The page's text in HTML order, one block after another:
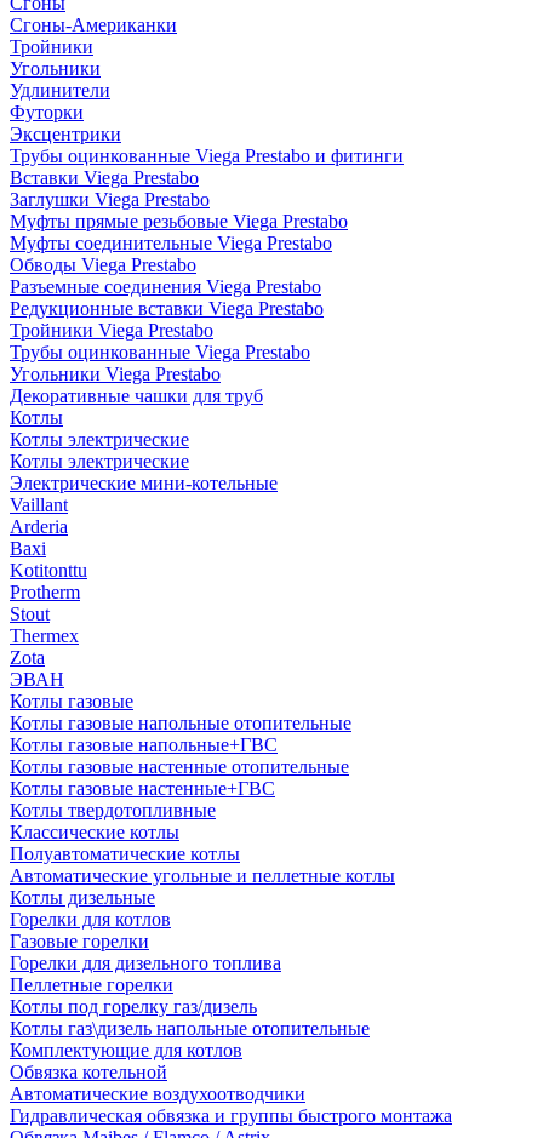
Сгоны-Американки
Тройники
Угольники
Удлинители
Футорки
Эксцентрики
Трубы оцинкованные Viega Prestabo и фитинги
Вставки Viega Prestabo
Заглушки Viega Prestabo
Муфты прямые резьбовые Viega Prestabo
Муфты соединительные Viega Prestabo
Обводы Viega Prestabo
Разъемные соединения Viega Prestabo
Редукционные вставки Viega Prestabo
Тройники Viega Prestabo
Трубы оцинкованные Viega Prestabo
Угольники Viega Prestabo
Декоративные чашки для труб
Котлы
Котлы электрические
Котлы электрические
Электрические мини-котельные
Vaillant
Arderia
Baxi
Kotitonttu
Protherm
Stout
Thermex
Zota
ЭВАН
Котлы газовые
Котлы газовые напольные отопительные
Котлы газовые напольные+ГВС
Котлы газовые настенные отопительные
Котлы газовые настенные+ГВС
Котлы твердотопливные
Классические котлы
Полуавтоматические котлы
Автоматические угольные и пеллетные котлы
Котлы дизельные
Горелки для котлов
Газовые горелки
Горелки для дизельного топлива
Пеллетные горелки
Котлы под горелку газ/дизель
Котлы газ\дизель напольные отопительные
Комплектующие для котлов
Обвязка котельной
Автоматические воздухоотводчики
Гидравлическая обвязка и группы быстрого монтажа